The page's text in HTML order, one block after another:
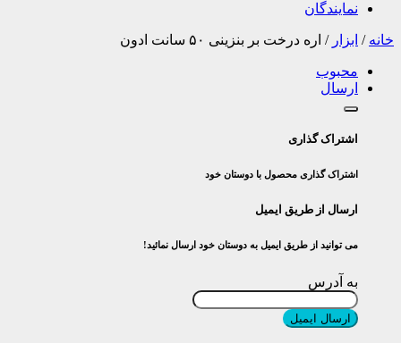
نمایندگان
خانه / ابزار / اره درخت بر بنزینی ۵۰ سانت ادون
محبوب
ارسال
اشتراک گذاری
اشتراک گذاری محصول با دوستان خود
ارسال از طریق ایمیل
می توانید از طریق ایمیل به دوستان خود ارسال نمائید!
به آدرس
ارسال ایمیل